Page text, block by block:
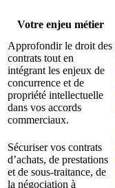
Votre enjeu métier
Approfondir le droit des
contrats tout en
intégrant les enjeux de
concurrence et de
propriété intellectuelle
dans vos accords
commerciaux.
Sécuriser vos contrats
d’achats, de prestations
et de sous-traitance, de
la négociation à